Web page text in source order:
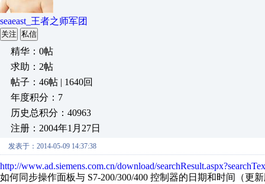
seaeast_王者之师军团
关注 私信
精华：0帖
求助：2帖
帖子：46帖 | 1640回
年度积分：7
历史总积分：40963
注册：2004年1月27日
发表于：2014-05-09 14:37:38
http://www.ad.siemens.com.cn/download/
如何同步操作面板与 S7-200/300/400 控制器的日期和时间（更